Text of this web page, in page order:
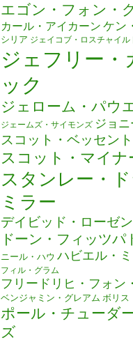
エゴン・フォン・
カール・アイカーン ケン
シリア ジェイコブ・ロスチャイル
ジェフリー・
ック
ジェローム・パウ
ジェームズ・サイモンズ ジョ
スコット・ベッセント
スコット・マイナ
スタンレー・
ミラー
デイビッド・ローゼ
ドーン・フィッツパ
ニール・ハウ ハビエル・
フィル・グラム
フリードリヒ・フォン
ベンジャミン・グレアム ボリス
ポール・チューダ
ズ